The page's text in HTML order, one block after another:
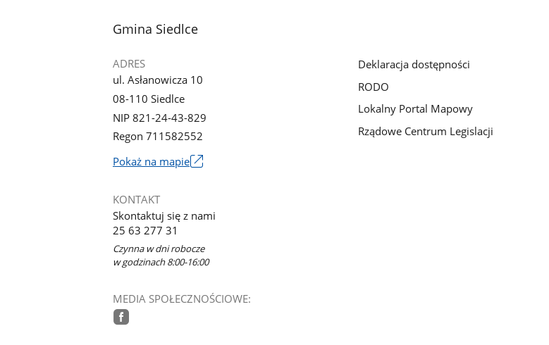
stopka
Gmina Siedlce
ADRES
ul. Asłanowicza 10
08-110 Siedlce
NIP 821-24-43-829
Regon 711582552
Pokaż na mapieLink
nowym
KONTAKT
Skontaktuj się z nami
25 63 277 31
Czynna w dni robocze
w godzinach 8:00-16:00
MEDIA SPOŁECZNOŚCIOWE:
Deklaracja dostępności
RODO
Lokalny Portal Mapowy
Rządowe Centrum Legislacji